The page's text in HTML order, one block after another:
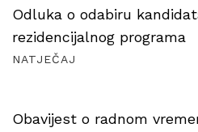
Odluka o odabiru
rezidencijalnog programa
NATJEČAJ
Obavijest o radnom